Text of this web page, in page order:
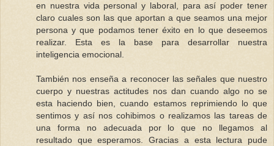
en nuestra vida personal y laboral, para así poder tener
claro cuales son las que aportan a que seamos una mejor
persona y que podamos tener éxito en lo que deseemos
realizar. Esta es la base para desarrollar nuestra
inteligencia emocional.
También nos enseña a reconocer las señales que nuestro
cuerpo y nuestras actitudes nos dan cuando algo no se
esta haciendo bien, cuando estamos reprimiendo lo que
sentimos y así nos cohibimos o realizamos las tareas de
una forma no adecuada por lo que no llegamos al
resultado que esperamos. Gracias a esta lectura pude